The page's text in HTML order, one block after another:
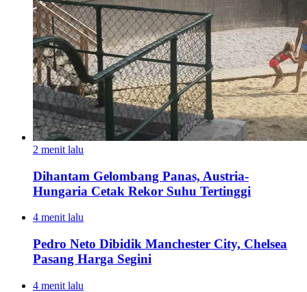
2 menit lalu
Dihantam Gelombang Panas, Austria-
Hungaria Cetak Rekor Suhu Tertinggi
4 menit lalu
Pedro Neto Dibidik Manchester City, Chelsea
Pasang Harga Segini
4 menit lalu